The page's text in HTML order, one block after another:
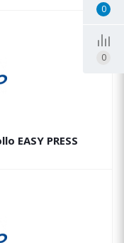
EASY PRESS
0
0